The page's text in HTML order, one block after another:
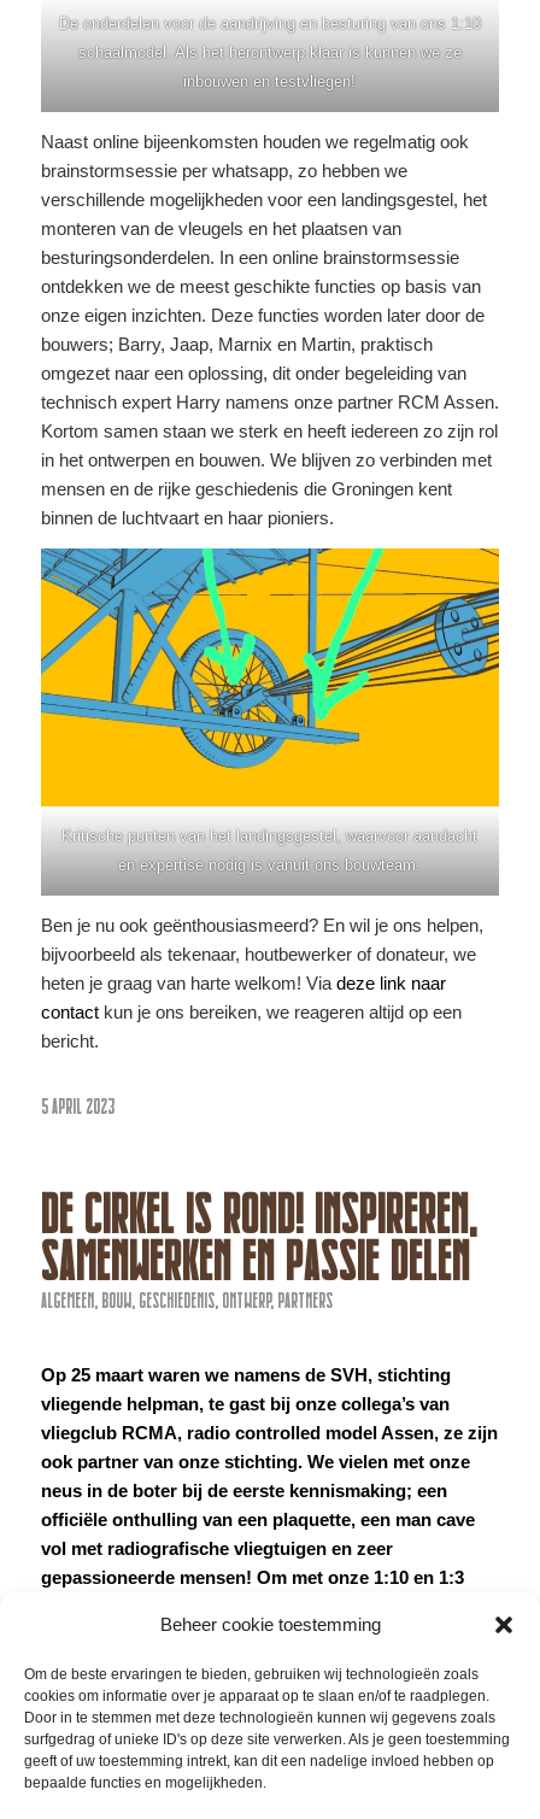
Beheer cookie toestemming
Om de beste ervaringen te bieden, gebruiken wij technologieën zoals
cookies om informatie over je apparaat op te slaan en/of te raadplegen.
Door in te stemmen met deze technologieën kunnen wij gegevens zoals
surfgedrag of unieke ID's op deze site verwerken. Als je geen toestemming
geeft of uw toestemming intrekt, kan dit een nadelige invloed hebben op
bepaalde functies en mogelijkheden.
De onderdelen voor de aandrijving en besturing van ons 1:10
schaalmodel. Als het herontwerp klaar is kunnen we ze
inbouwen en testvliegen!
Naast online bijeenkomsten houden we regelmatig ook
brainstormsessie per whatsapp, zo hebben we
verschillende mogelijkheden voor een landingsgestel, het
monteren van de vleugels en het plaatsen van
besturingsonderdelen. In een online brainstormsessie
ontdekken we de meest geschikte functies op basis van
onze eigen inzichten. Deze functies worden later door de
bouwers; Barry, Jaap, Marnix en Martin, praktisch
omgezet naar een oplossing, dit onder begeleiding van
technisch expert Harry namens onze partner RCM Assen.
Kortom samen staan we sterk en heeft iedereen zo zijn rol
in het ontwerpen en bouwen. We blijven zo verbinden met
mensen en de rijke geschiedenis die Groningen kent
binnen de luchtvaart en haar pioniers.
Kritische punten van het landingsgestel, waarvoor aandacht
en expertise nodig is vanuit ons bouwteam.
Ben je nu ook geënthousiasmeerd? En wil je ons helpen,
bijvoorbeeld als tekenaar, houtbewerker of donateur, we
heten je graag van harte welkom! Via deze link naar
contactkun je ons bereiken, we reageren altijd op een
bericht.
5 APRIL 2023
DE CIRKEL IS ROND! INSPIREREN,
SAMENWERKEN EN PASSIE DELEN
ALGEMEEN, BOUW, GESCHIEDENIS, ONTWERP, PARTNERS
Op 25 maart waren we namens de SVH, stichting
vliegende helpman, te gast bij onze collega’s van
vliegclub RCMA, radio controlled model Assen, ze zijn
ook partner van onze stichting. We vielen met onze
neus in de boter bij de eerste kennismaking; een
officiële onthulling van een plaquette, een man cave
vol met radiografische vliegtuigen en zeer
gepassioneerde mensen! Om met onze 1:10 en 1:3
gezocht met de vliegclub RCMA en ze zeiden meteen
ja, kom maar. Nou, dat hebben we geweten
We waanden ons in een snoepwinkel toen we
zaterdagochtend op bezoek waren bij Harry in zijn
werkplaats. Overal waar je kon kijken hangen vliegtuigen
en staan helikopters. Zelf gebouwd of zelf ontworpen.